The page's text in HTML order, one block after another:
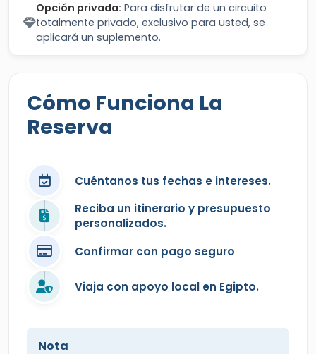
Opción privada: Para disfrutar de un circuito
totalmente privado, exclusivo para usted, se
aplicará un suplemento.
Cómo Funciona La
Reserva
Cuéntanos tus fechas e intereses.
Reciba un itinerario y presupuesto
personalizados.
Confirmar con pago seguro
Viaja con apoyo local en Egipto.
Nota